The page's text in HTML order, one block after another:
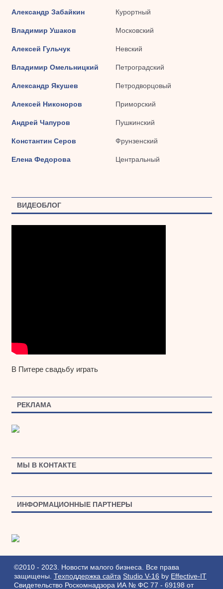
Александр Забайкин Курортный
Владимир Ушаков Московский
Алексей Гульчук Невский
Владимир Омельницкий Петроградский
Александр Якушев Петродворцовый
Алексей Никоноров Приморский
Андрей Чапуров Пушкинский
Константин Серов Фрунзенский
Елена Федорова Центральный
ВИДЕОБЛОГ
В Питере свадьбу играть
РЕКЛАМА
МЫ В КОНТАКТЕ
ИНФОРМАЦИОННЫЕ ПАРТНЕРЫ
©2010 - 2023. Новости малого бизнеса. Все права
защищены. Техподдержка сайта Studio V-16 by Effective-IT
Свидетельство Роскомнадзора ИА № ФС 77 - 69198 от